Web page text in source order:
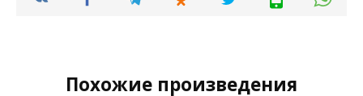
Похожие произведения